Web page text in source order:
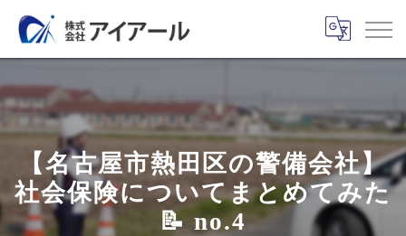
【名古屋市熱田区の警備会社】
社会保険についてまとめてみた
📝 no.4